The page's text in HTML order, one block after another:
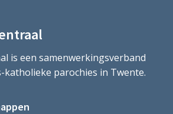
is een samenwerkingsverband
parochies in Twente.